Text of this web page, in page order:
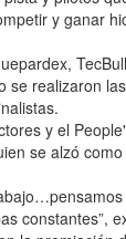
y ganar
se realizaron
y el
se alzó
constantes”,